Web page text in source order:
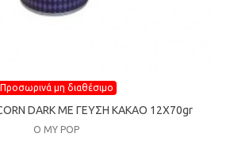
Προσωρινά μη διαθέσιμο
DARK ΜΕ ΓΕΥΣΗ ΚΑΚΑΟ 12Χ70gr
O MY POP